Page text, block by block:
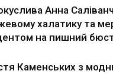
Анна
халатику та
на пишний
Каменських з